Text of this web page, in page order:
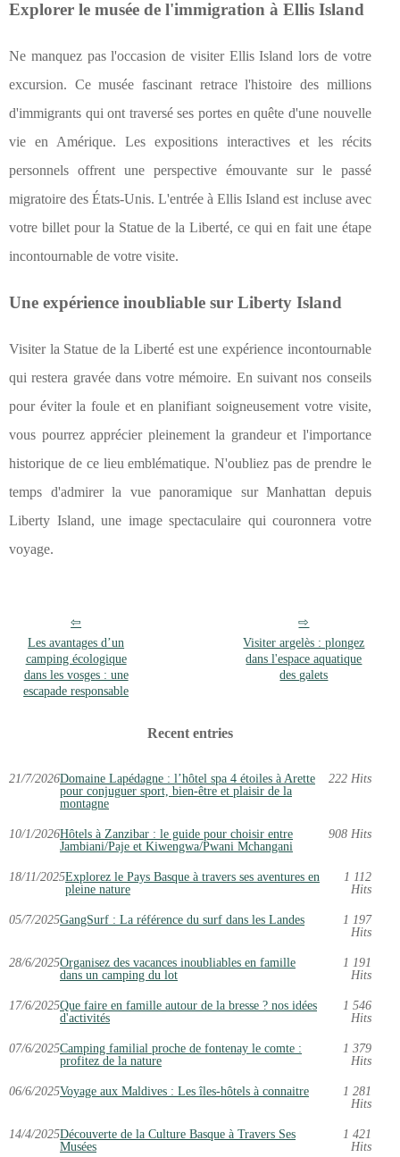
Explorer le musée de l'immigration à Ellis Island
Ne manquez pas l'occasion de visiter Ellis Island lors de votre
excursion. Ce musée fascinant retrace l'histoire des millions
d'immigrants qui ont traversé ses portes en quête d'une nouvelle
vie en Amérique. Les expositions interactives et les récits
personnels offrent une perspective émouvante sur le passé
migratoire des États-Unis. L'entrée à Ellis Island est incluse avec
votre billet pour la Statue de la Liberté, ce qui en fait une étape
incontournable de votre visite.
Une expérience inoubliable sur Liberty Island
Visiter la Statue de la Liberté est une expérience incontournable
qui restera gravée dans votre mémoire. En suivant nos conseils
pour éviter la foule et en planifiant soigneusement votre visite,
vous pourrez apprécier pleinement la grandeur et l'importance
historique de ce lieu emblématique. N'oubliez pas de prendre le
temps d'admirer la vue panoramique sur Manhattan depuis
Liberty Island, une image spectaculaire qui couronnera votre
voyage.
Les avantages d’un
camping écologique
dans les vosges : une
escapade responsable
Visiter argelès : plongez
dans l'espace aquatique
des galets
Recent entries
21/7/2026Domaine Lapédagne : l’hôtel spa 4 étoiles à Arette
pour conjuguer sport, bien-être et plaisir de la
montagne
222 Hits
10/1/2026Hôtels à Zanzibar : le guide pour choisir entre
Jambiani/Paje et Kiwengwa/Pwani Mchangani
908 Hits
18/11/2025Explorez le Pays Basque à travers ses aventures en
pleine nature
1 112
Hits
05/7/2025GangSurf : La référence du surf dans les Landes
1 197
Hits
28/6/2025Organisez des vacances inoubliables en famille
dans un camping du lot
1 191
Hits
17/6/2025Que faire en famille autour de la bresse ? nos idées
d'activités
1 546
Hits
07/6/2025Camping familial proche de fontenay le comte :
profitez de la nature
1 379
Hits
06/6/2025Voyage aux Maldives : Les îles-hôtels à connaitre
1 281
Hits
14/4/2025Découverte de la Culture Basque à Travers Ses
Musées
1 421
Hits